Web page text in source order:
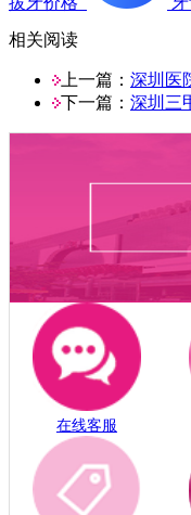
相关阅读
上一篇： 深圳医
下一篇： 深圳三
在线客服